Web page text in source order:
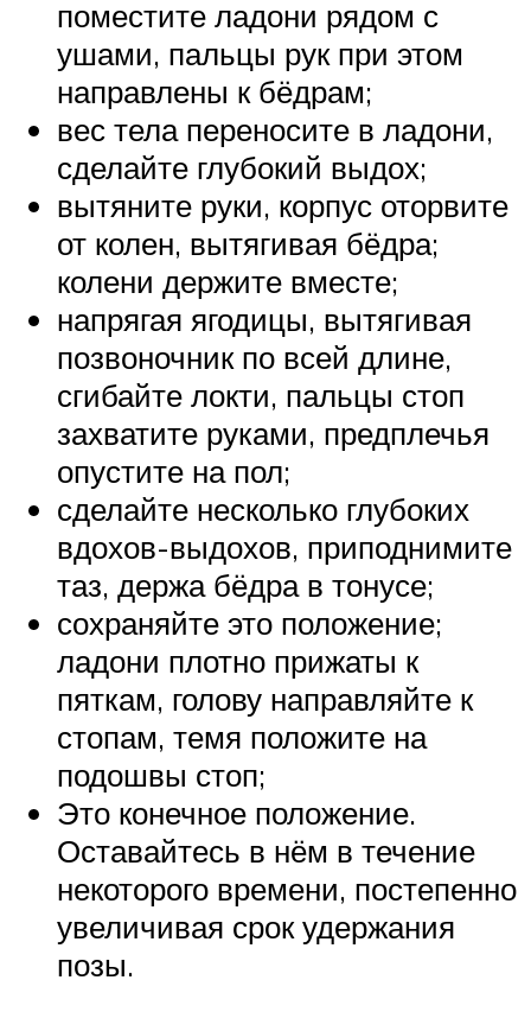
поместите ладони рядом с
ушами, пальцы рук при этом
направлены к бёдрам;
вес тела переносите в ладони,
сделайте глубокий выдох;
вытяните руки, корпус оторвите
от колен, вытягивая бёдра;
колени держите вместе;
напрягая ягодицы, вытягивая
позвоночник по всей длине,
сгибайте локти, пальцы стоп
захватите руками, предплечья
опустите на пол;
сделайте несколько глубоких
вдохов-выдохов, приподнимите
таз, держа бёдра в тонусе;
сохраняйте это положение;
ладони плотно прижаты к
пяткам, голову направляйте к
стопам, темя положите на
подошвы стоп;
Это конечное положение.
Оставайтесь в нём в течение
некоторого времени, постепенно
увеличивая срок удержания
позы.